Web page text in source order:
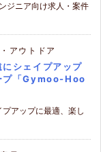
ジニア向け求人・案件
アウトドア
シェイプアップ
プ「Gymoo-Hoo
アップに最適、楽し